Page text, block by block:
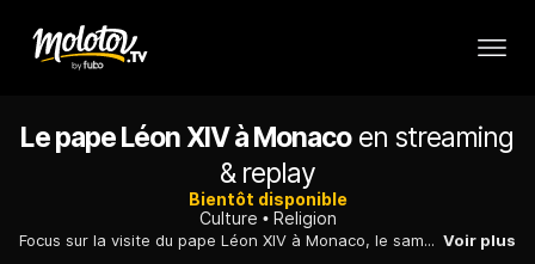
Le pape Léon XIV à Monacoen streaming
& replay
Bientôt disponible
Culture
Religion
Focus sur la visite du pape Léon XIV à Monaco, le samedi 28 mars 2026. Le dernier pape à s'être rendu à Monaco était le pape Paul III en 1538. Voir plus